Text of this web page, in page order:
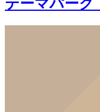
テーマパーク